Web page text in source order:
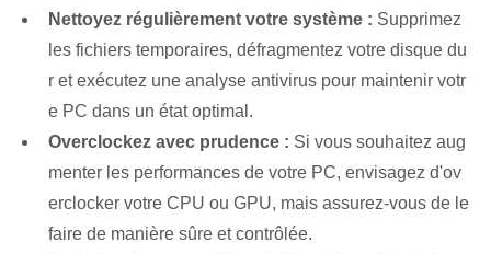
Nettoyez régulièrement votre système : Supprimez
les fichiers temporaires, défragmentez votre disque du
r et exécutez une analyse antivirus pour maintenir votr
e PC dans un état optimal.
Overclockez avec prudence : Si vous souhaitez aug
menter les performances de votre PC, envisagez d'ov
erclocker votre CPU ou GPU, mais assurez-vous de le
faire de manière sûre et contrôlée.